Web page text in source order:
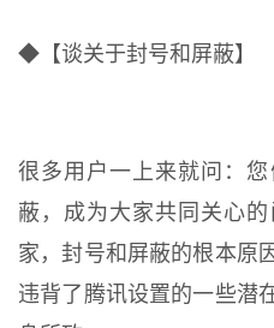
◆【谈关于封号和屏蔽】
很多用户一上来就问：
蔽，成为大家共同关心
家，封号和屏蔽的根本原
违背了腾讯设置的一些潜